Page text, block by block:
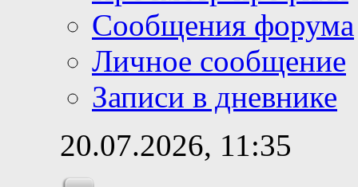
Сообщения форума
Личное сообщение
Записи в дневнике
20.07.2026, 11:35